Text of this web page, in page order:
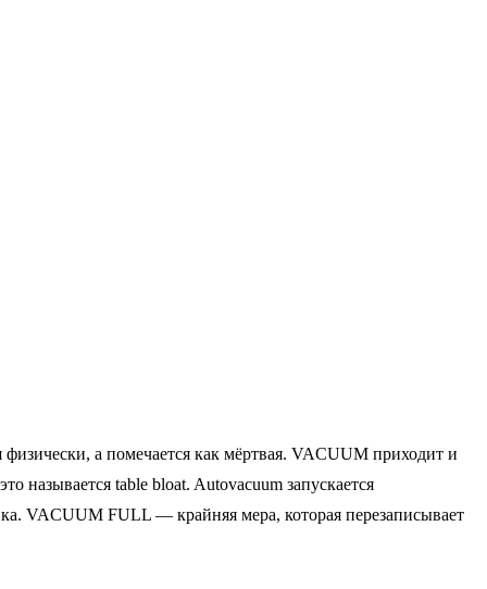
а помечается как мёртвая. VACUUM приходит и
называется table bloat. Autovacuum запускается
VACUUM FULL — крайняя мера, которая перезаписывает